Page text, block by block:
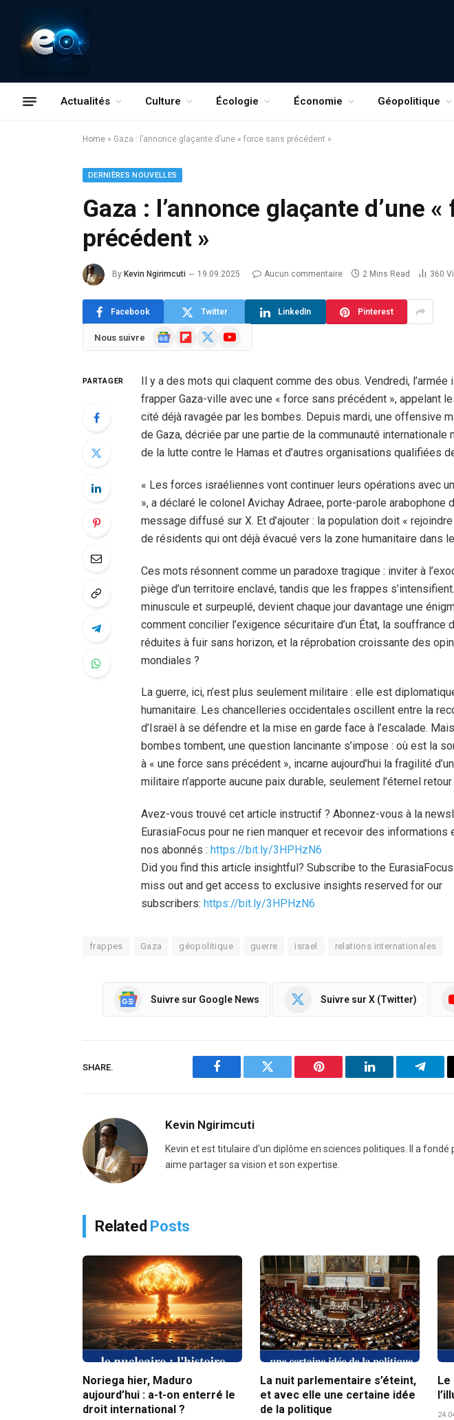
Actualités Culture Écologie Économie Géopolitique
Home » Gaza : l’annonce glaçante d’une « force sans précédent »
DERNIÈRES NOUVELLES
Gaza : l’annonce glaçante d’une
précédent »
By Kevin Ngirimcuti 19.09.2025 Aucun commentaire 2 Mins Read 360
Facebook Twitter LinkedIn Pinterest
Nous suivre
GoogleFlipboard YouTube
PARTAGER
Il y a des mots qui claquent comme des obus. Vendredi, l’armée
frapper Gaza-ville avec une « force sans précédent », appelant
cité déjà ravagée par les bombes. Depuis mardi, une offensive
de Gaza, décriée par une partie de la communauté internationale
de la lutte contre le Hamas et d’autres organisations qualifiées
« Les forces israéliennes vont continuer leurs opérations avec
», a déclaré le colonel Avichay Adraee, porte-parole arabophone
message diffusé sur X. Et d’ajouter : la population doit «
de résidents qui ont déjà évacué vers la zone humanitaire dans
Ces mots résonnent comme un paradoxe tragique : inviter à
piège d’un territoire enclavé, tandis que les frappes
minuscule et surpeuplé, devient chaque jour davantage une
comment concilier l’exigence sécuritaire d’un État, la souffrance
réduites à fuir sans horizon, et la réprobation croissante des
mondiales ?
La guerre, ici, n’est plus seulement militaire : elle est
humanitaire. Les chancelleries occidentales oscillent entre la
d’Israël à se défendre et la mise en garde face à l’escalade.
bombes tombent, une question lancinante s’impose : où est la
à « une force sans précédent », incarne aujourd’hui la fragilité
militaire n’apporte aucune paix durable, seulement l’éternel
Avez-vous trouvé cet article instructif ? Abonnez-vous à la
EurasiaFocus pour ne rien manquer et recevoir des
nos abonnés : https://bit.ly/3HPHzN6
Did you find this article insightful? Subscribe to the
miss out and get access to exclusive insights reserved for our
subscribers: https://bit.ly/3HPHzN6
frappes Gaza géopolitique guerre israel relations internationales
Suivre sur Google News Suivre sur X (Twitter)
SHARE.
Facebook Twitter Pinterest LinkedIn
Kevin Ngirimcuti
Kevin et est titulaire d'un diplôme en sciences politiques. Il a
aime partager sa vision et son expertise.
Related Posts
Noriega hier, Maduro
aujourd’hui : a-t-on enterré le
droit international ?
La nuit parlementaire s’éteint,
et avec elle une certaine idée
de la politique
Le